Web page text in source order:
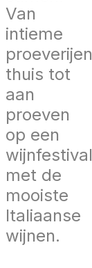
Van
intieme
proeverijen
thuis tot
aan
proeven
op een
wijnfestival
met de
mooiste
Italiaanse
wijnen.